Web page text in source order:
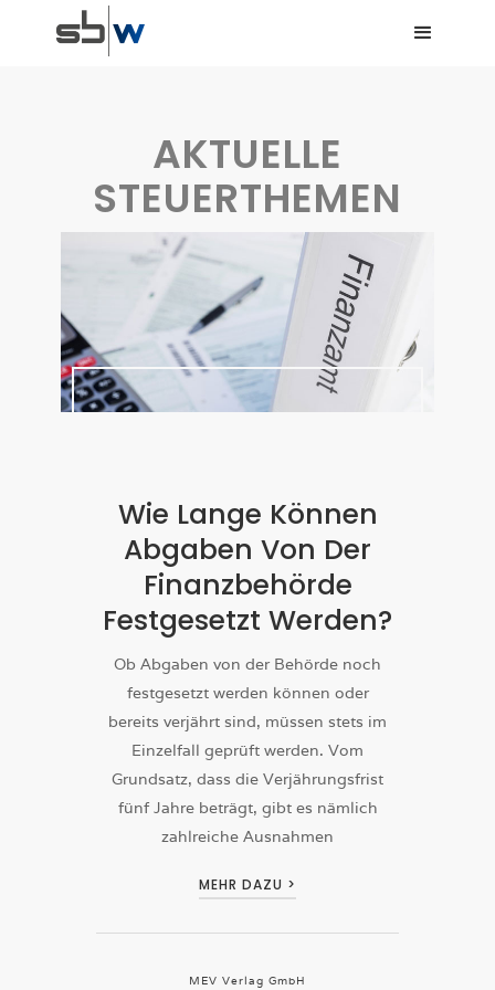
AKTUELLE
STEUERTHEMEN
Wie Lange Können
Abgaben Von Der
Finanzbehörde
Festgesetzt Werden?
Ob Abgaben von der Behörde noch
festgesetzt werden können oder
bereits verjährt sind, müssen stets im
Einzelfall geprüft werden. Vom
Grundsatz, dass die Verjährungsfrist
fünf Jahre beträgt, gibt es nämlich
zahlreiche Ausnahmen
MEHR DAZU >
MEV Verlag GmbH